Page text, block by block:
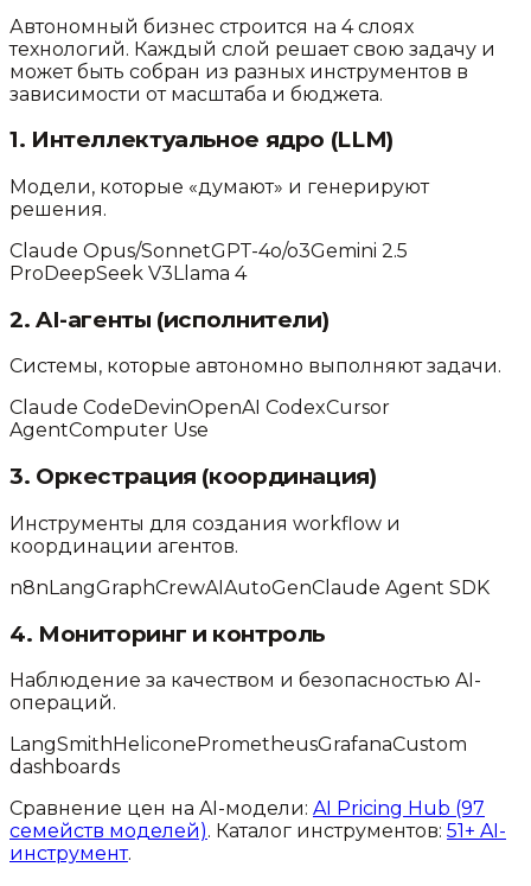
Автономный бизнес строится на 4 слоях
технологий. Каждый слой решает свою задачу и
может быть собран из разных инструментов в
зависимости от масштаба и бюджета.
1. Интеллектуальное ядро (LLM)
Модели, которые «думают» и генерируют
решения.
Claude Opus/SonnetGPT-4o/o3Gemini 2.5
ProDeepSeek V3Llama 4
2. AI-агенты (исполнители)
Системы, которые автономно выполняют задачи.
Claude Code DevinOpenAI CodexCursor
AgentComputer Use
3. Оркестрация (координация)
Инструменты для создания workflow и
координации агентов.
n8nLangGraphCrewAIAutoGenClaude Agent SDK
4. Мониторинг и контроль
Наблюдение за качеством и безопасностью AI-
операций.
LangSmith Helicone PrometheusGrafanaCustom
dashboards
Сравнение цен на AI-модели: AI Pricing Hub (97
семейств моделей). Каталог инструментов: 51+ AI-
инструмент.